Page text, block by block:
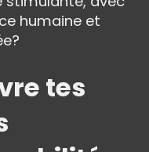
humaine et
tes